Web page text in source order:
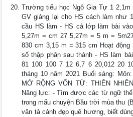
Trường tiểu học Ngô Gia Tự 1
GV giảng lại cho HS cách làm như
cầu HS làm - HS cả lớp làm bài
5,27m = cm 27 5,27m = 5 m =
830 cm 3,15 m = 315 cm Hoạt
số thập phân sau thành - HS làm
81 100 100 7 12 6,7 6 20,012 20
tháng 10 năm 2021 Buổi sáng:
MỞ RỘNG VỐN TỪ: THIÊN
Năng lực: - Tìm được các từ ngữ
trong mẩu chuyện Bầu trời mùa thu
văn tả cảnh đẹp quê hương, biết